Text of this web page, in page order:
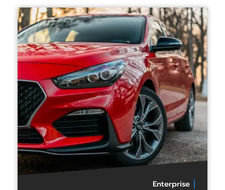
Enterprise